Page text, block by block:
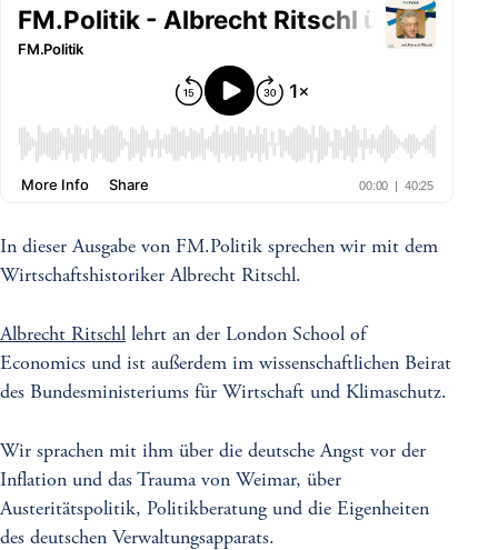
In dieser Ausgabe von FM.Politik sprechen wir mit dem
Wirtschaftshistoriker Albrecht Ritschl.
Albrecht Ritschl lehrt an der London School of
Economics und ist außerdem im wissenschaftlichen Beirat
des Bundesministeriums für Wirtschaft und Klimaschutz.
Wir sprachen mit ihm über die deutsche Angst vor der
Inflation und das Trauma von Weimar, über
Austeritätspolitik, Politikberatung und die Eigenheiten
des deutschen Verwaltungsapparats.